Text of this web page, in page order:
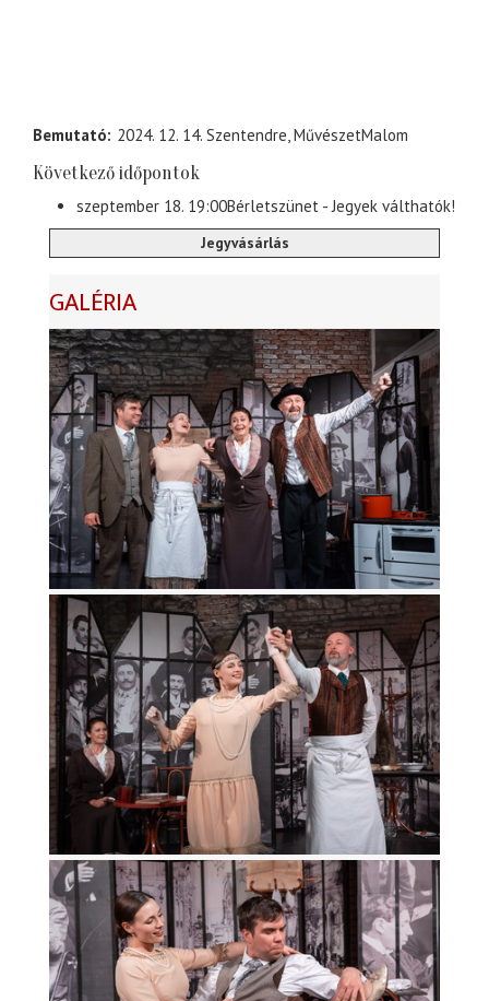
Bemutató 2024. 12. 14. Szentendre, MűvészetMalom
Következő időpontok
szeptember 18. 19:00Bérletszünet - Jegyek válthatók!
Jegyvásárlás
GALÉRIA